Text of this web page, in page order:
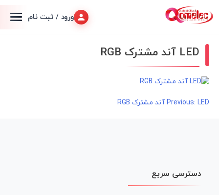
ورود / ثبت نام
LED آند مشترک RGB
راهبریPrevious: LED آند مشترک RGB
دسترسی سریع